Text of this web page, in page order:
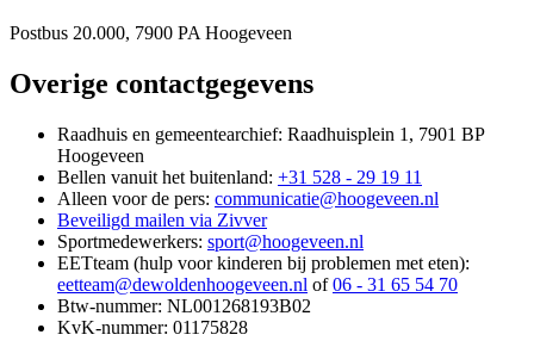
Postbus 20.000, 7900 PA Hoogeveen
Overige contactgegevens
Raadhuis en gemeentearchief: Raadhuisplein 1, 7901 BP
Hoogeveen
Bellen vanuit het buitenland: +31 528 - 29 19 11
Alleen voor de pers: communicatie@hoogeveen.nl
Beveiligd mailen via Zivver
Sportmedewerkers: sport@hoogeveen.nl
EETteam (hulp voor kinderen bij problemen met eten):
eetteam@dewoldenhoogeveen.nl of06 - 31 65 54 70
Btw-nummer: NL001268193B02
KvK-nummer: 01175828